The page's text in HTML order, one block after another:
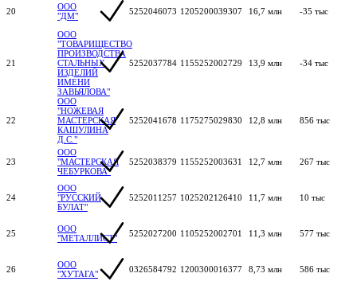
20
ООО
"ДМ"
5252046073 1205200039307 16,7 млн -35 тыс
21
ООО
"ТОВАРИЩЕСТВО
ПРОИЗВОДСТВА
СТАЛЬНЫХ
ИЗДЕЛИЙ
ИМЕНИ
ЗАВЬЯЛОВА"
5252037784 1155252002729 13,9 млн -34 тыс
22
ООО
"НОЖЕВАЯ
МАСТЕРСКАЯ
КАШУЛИНА
Д.С."
5252041678 1175275029830 12,8 млн 856 тыс
23
ООО
"МАСТЕРСКАЯ
ЧЕБУРКОВА"
5252038379 1155252003631 12,7 млн 267 тыс
24
ООО
"РУССКИЙ
БУЛАТ"
5252011257 1025202126410 11,7 млн 10 тыс
25
ООО
"МЕТАЛЛИСТ"
5252027200 1105252002701 11,3 млн 577 тыс
26
ООО
"ХУТАГА"
0326584792 1200300016377 8,73 млн 586 тыс